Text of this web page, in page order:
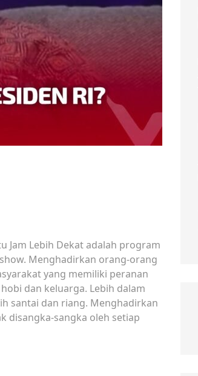
Jam Lebih Dekat adalah program
Menghadirkan orang-orang
yang memiliki peranan
dan keluarga. Lebih dalam
santai dan riang. Menghadirkan
disangka-sangka oleh setiap